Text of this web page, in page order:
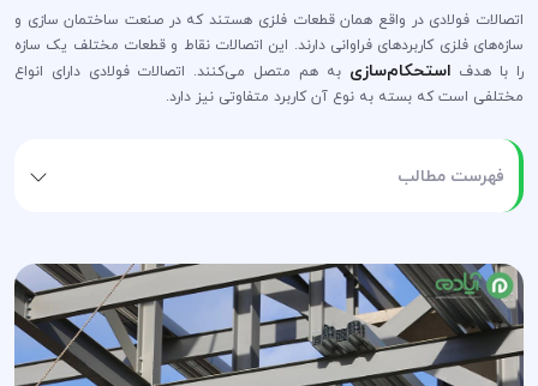
اتصالات فولادی در واقع همان قطعات فلزی هستند که در صنعت ساختمان سازی و
سازه‌‍‌های فلزی کاربرد‌های فراوانی دارند. این اتصالات نقاط و قطعات مختلف یک سازه
را با هدف استحکام‌سازی به هم متصل می‌کنند. اتصالات فولادی دارای انواع
مختلفی است که بسته به نوع آن کاربرد متفاوتی نیز دارد.
فهرست مطالب